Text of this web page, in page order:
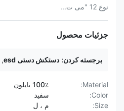
نوع 12 "می ت...
جزئیات محصول
برجسته کردن: دستکش دستی esd ,
Material:
100٪ نایلون
Color:
سفید
Size:
م ، ل